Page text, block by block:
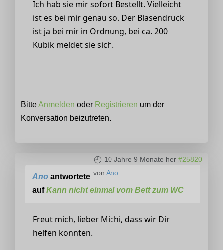
Ich hab sie mir sofort Bestellt. Vielleicht
ist es bei mir genau so. Der Blasendruck
ist ja bei mir in Ordnung, bei ca. 200
Kubik meldet sie sich.
BitteAnmelden oder Registrieren um der
Konversation beizutreten.
10 Jahre 9 Monate her #25820
von Ano
Ano antwortete
aufKann nicht einmal vom Bett zum WC
Freut mich, lieber Michi, dass wir Dir
helfen konnten.